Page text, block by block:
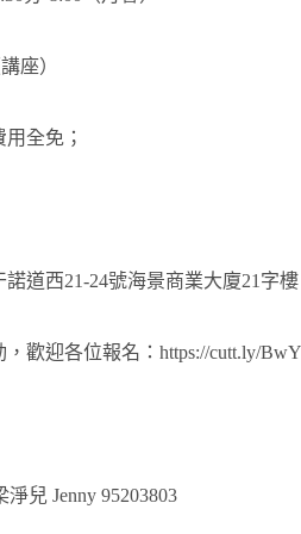
座）
全免；
道西21-24號海景商業大廈21字樓
，歡迎各位報名：https://cutt.ly/
兒 Jenny 95203803